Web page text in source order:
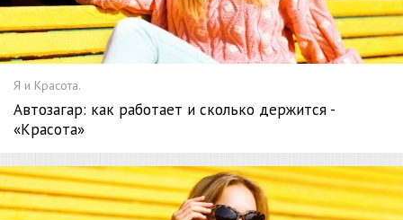
Я и Красота.
Автозагар: как работает и сколько держится -
«Красота»